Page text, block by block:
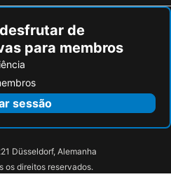
de
para membros
sessão
Düsseldorf, Alemanha
os direitos reservados.